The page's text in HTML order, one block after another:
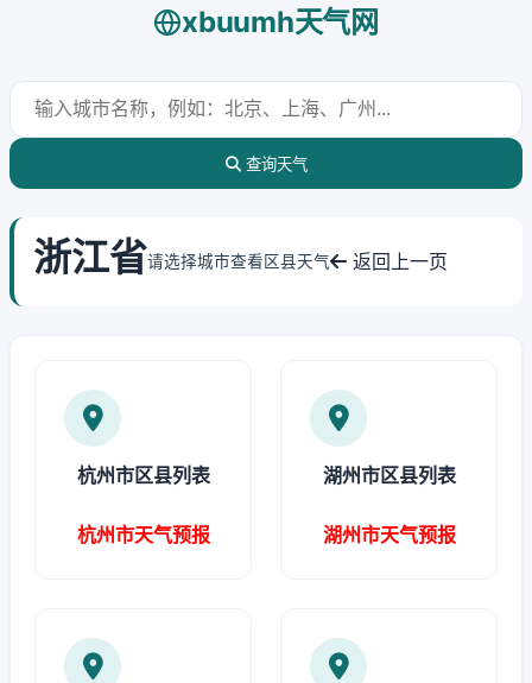
xbuumh天气网
查询天气
浙江省请选择城市查看区县天气 返回上一页
杭州市区县列表
杭州市天气预报
湖州市区县列表
湖州市天气预报